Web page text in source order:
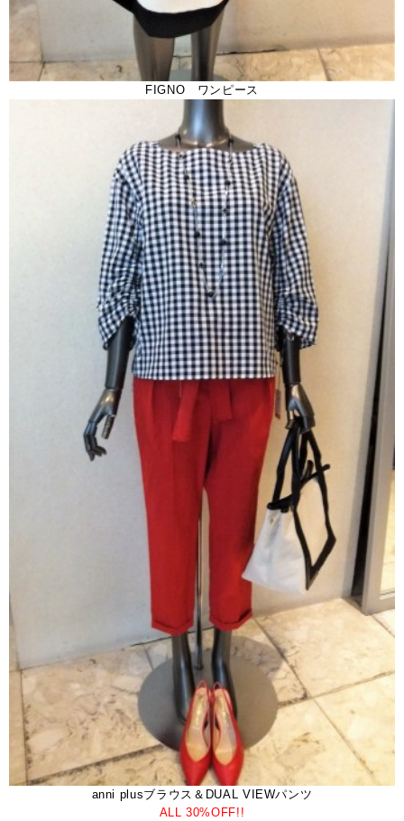
FIGNO ワンピース
anni plusブラウス＆DUAL VIEWパンツ
ALL 30%OFF!!